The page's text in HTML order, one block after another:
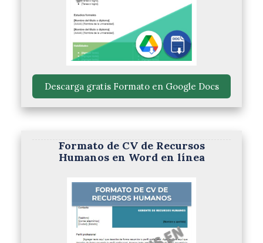
Descarga gratis Formato en Google Docs
Formato de CV de Recursos
Humanos en Word en línea